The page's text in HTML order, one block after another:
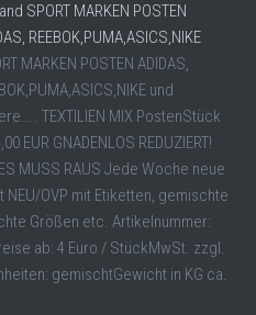
SPORT MARKEN POSTEN
REEBOK,PUMA,ASICS,NIKE
MARKEN POSTEN ADIDAS,
und
TEXTILIEN MIX PostenStück
EUR GNADENLOS REDUZIERT!
MUSS RAUS Jede Woche neue
OVP mit Etiketten, gemischte
Größen etc. Artikelnummer:
ab: 4 Euro / StückMwSt. zzgl.
gemischtGewicht in KG ca.